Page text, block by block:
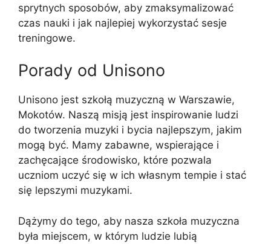
sprytnych sposobów, aby zmaksymalizować
czas nauki i jak najlepiej wykorzystać sesje
treningowe.
Porady od Unisono
Unisono jest szkołą muzyczną w Warszawie,
Mokotów. Naszą misją jest inspirowanie ludzi
do tworzenia muzyki i bycia najlepszym, jakim
mogą być. Mamy zabawne, wspierające i
zachęcające środowisko, które pozwala
uczniom uczyć się w ich własnym tempie i stać
się lepszymi muzykami.
Dążymy do tego, aby nasza szkoła muzyczna
była miejscem, w którym ludzie lubią